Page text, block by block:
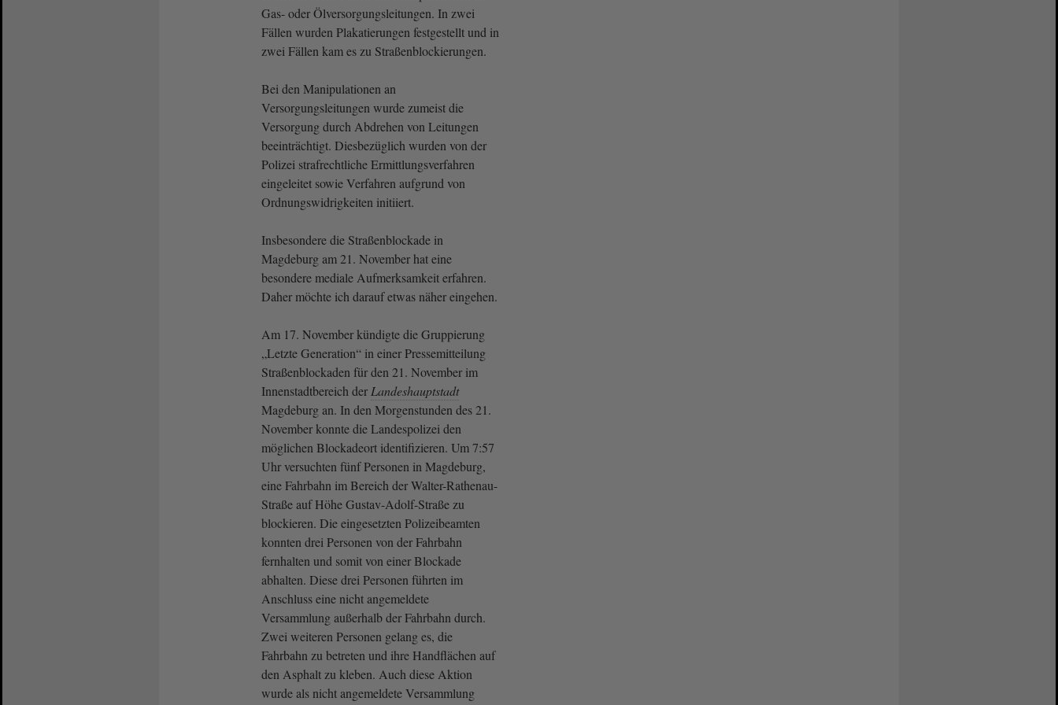
Gas- oder Ölversorgungsleitungen. In zwei
Fällen wurden Plakatierungen festgestellt und in
zwei Fällen kam es zu Straßenblockierungen.
Bei den Manipulationen an
Versorgungsleitungen wurde zumeist die
Versorgung durch Abdrehen von Leitungen
beeinträchtigt. Diesbezüglich wurden von der
Polizei strafrechtliche Ermittlungsverfahren
eingeleitet sowie Verfahren aufgrund von
Ordnungswidrigkeiten initiiert.
Insbesondere die Straßenblockade in
Magdeburg am 21. November hat eine
besondere mediale Aufmerksamkeit erfahren.
Daher möchte ich darauf etwas näher eingehen.
Am 17. November kündigte die Gruppierung
„Letzte Generation“ in einer Pressemitteilung
Straßenblockaden für den 21. November im
Innenstadtbereich der Landeshauptstadt
Magdeburg an. In den Morgenstunden des 21.
November konnte die Landespolizei den
möglichen Blockadeort identifizieren. Um 7:57
Uhr versuchten fünf Personen in Magdeburg,
eine Fahrbahn im Bereich der Walter-Rathenau-
Straße auf Höhe Gustav-Adolf-Straße zu
blockieren. Die eingesetzten Polizeibeamten
konnten drei Personen von der Fahrbahn
fernhalten und somit von einer Blockade
abhalten. Diese drei Personen führten im
Anschluss eine nicht angemeldete
Versammlung außerhalb der Fahrbahn durch.
Zwei weiteren Personen gelang es, die
Fahrbahn zu betreten und ihre Handflächen auf
den Asphalt zu kleben. Auch diese Aktion
wurde als nicht angemeldete Versammlung